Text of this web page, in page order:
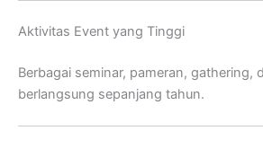
Aktivitas Event yang Tinggi
Berbagai seminar, pameran, gathering,
berlangsung sepanjang tahun.